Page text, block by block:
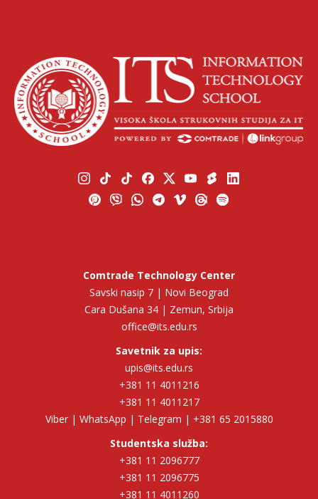
Comtrade Technology Center
Savski nasip 7 | Novi Beograd
Cara Dušana 34 | Zemun, Srbija
office@its.edu.rs
Savetnik za upis:
upis@its.edu.rs
+381 11 4011216
+381 11 4011217
Viber | WhatsApp | Telegram | +381 65 2015880
Studentska služba:
+381 11 2096777
+381 11 2096775
+381 11 4011260